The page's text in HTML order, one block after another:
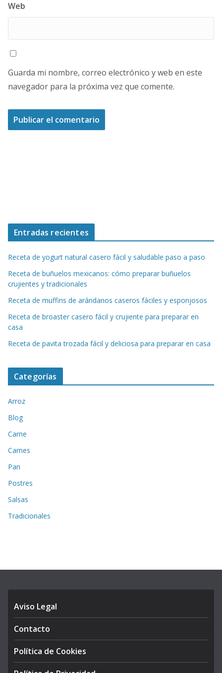
Web
Guarda mi nombre, correo electrónico y web en este
navegador para la próxima vez que comente.
Entradas recientes
Receta de yogurt natural casero fácil y saludable paso a paso
Receta de buñuelos mexicanos: cómo preparar buñuelos
crujientes y tradicionales
Receta de muffins de arándanos caseros fáciles y esponjosos
Receta de broaster casero fácil y crujiente para preparar en
casa
Receta de pavita trozada fácil y deliciosa para preparar en casa
Categorías
Arroz
Blog
Carne
Carnes
Pan
Postres
Salsas
Tradicionales
Aviso Legal
Contacto
Política de Cookies